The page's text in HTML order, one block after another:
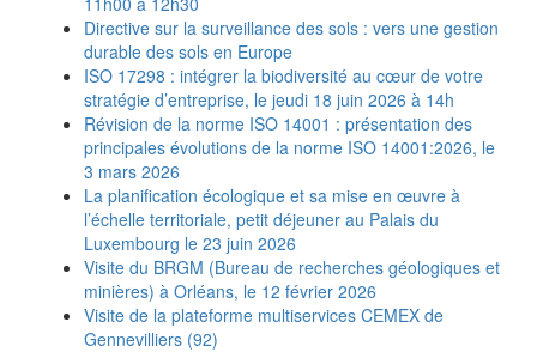
Directive sur la surveillance des sols : vers une gestion
durable des sols en Europe
ISO 17298 : intégrer la biodiversité au cœur de votre
stratégie d’entreprise, le jeudi 18 juin 2026 à 14h
Révision de la norme ISO 14001 : présentation des
principales évolutions de la norme ISO 14001:2026, le
3 mars 2026
La planification écologique et sa mise en œuvre à
l’échelle territoriale, petit déjeuner au Palais du
Luxembourg le 23 juin 2026
Visite du BRGM (Bureau de recherches géologiques et
minières) à Orléans, le 12 février 2026
Visite de la plateforme multiservices CEMEX de
Gennevilliers (92)